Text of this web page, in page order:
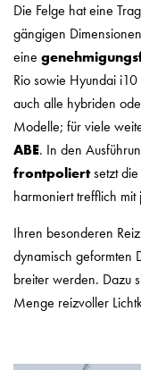
Die Felge hat eine
gängigen
eine
Rio sowie Hyundai
auch alle hybriden
Modelle; für viele
ABE. In den
frontpoliertsetzt die
harmoniert trefflich
Ihren besonderen
dynamisch geformten
breiter werden. Dazu
Menge reizvoller